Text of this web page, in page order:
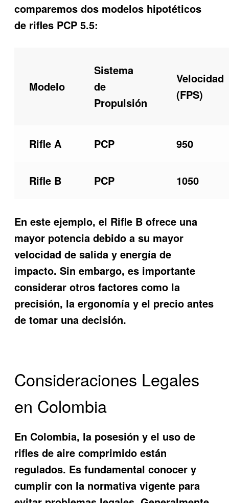
comparemos dos modelos hipotéticos
de rifles PCP 5.5:
Modelo
Sistema
de
Propulsión
Velocidad
(FPS)
Rifle A PCP 950
Rifle B PCP 1050
En este ejemplo, el Rifle B ofrece una
mayor potencia debido a su mayor
velocidad de salida y energía de
impacto. Sin embargo, es importante
considerar otros factores como la
precisión, la ergonomía y el precio antes
de tomar una decisión.
Consideraciones Legales
en Colombia
En Colombia, la posesión y el uso de
rifles de aire comprimido están
regulados. Es fundamental conocer y
cumplir con la normativa vigente para